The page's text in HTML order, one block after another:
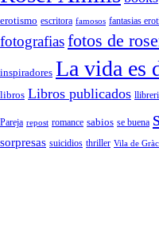
erotismo escritora famosos fantasias
fotografiasfotos de
inspiradores La vida es
libros Libros publicados
Pareja repost romance sabios se buena
sorpresas suicidios thriller Vila de